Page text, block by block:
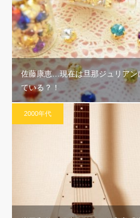
佐藤康恵…現在は旦那ジュリアン
ている？！
2000年代